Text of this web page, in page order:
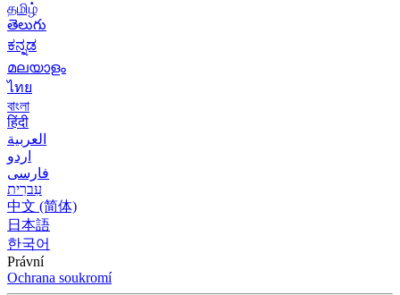
தமிழ்
తెలుగు
ಕನ್ನಡ
മലയാളം
ไทย
বাংলা
हिंदी
العربية
اردو
فارسی
עִברִית
中文 (简体)
日本語
한국어
Právní
Ochrana soukromí